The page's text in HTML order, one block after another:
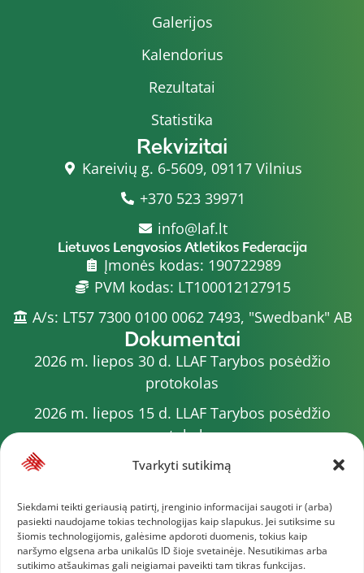
Tvarkyti sutikimą
Siekdami teikti geriausią patirtį, įrenginio informacijai saugoti ir (arba)
pasiekti naudojame tokias technologijas kaip slapukus. Jei sutiksime su
šiomis technologijomis, galėsime apdoroti duomenis, tokius kaip
naršymo elgsena arba unikalūs ID šioje svetainėje. Nesutikimas arba
sutikimo atšaukimas gali neigiamai paveikti tam tikras funkcijas.
Galerijos
Kalendorius
Rezultatai
Statistika
Rekvizitai
Kareivių g. 6-5609, 09117 Vilnius
+370 523 39971
info@laf.lt
Lietuvos Lengvosios Atletikos Federacija
Įmonės kodas: 190722989
PVM kodas: LT100012127915
A/s: LT57 7300 0100 0062 7493, "Swedbank" AB
Dokumentai
2026 m. liepos 30 d. LLAF Tarybos posėdžio
protokolas
2026 m. liepos 15 d. LLAF Tarybos posėdžio
protokolas
2026 m. liepos 20 d. LLAF VK posėdžio protokolas
2026 m. varžybų kalendorius
2026 m. liepos 4 d. LLAF Tarybos posėdžio